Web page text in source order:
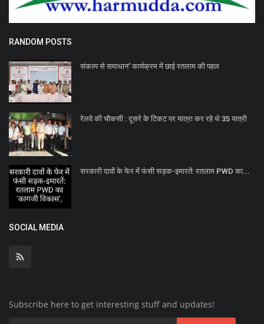
RANDOM POSTS
संकल्प से समाधान' कार्यक्रम में छाई रतलाम की पहल
रेलवे की चौकसी : दूसरे के टिकट पर यात्रा कर रहे थे 35 यात्री
सरकारी दावों के फेर में फंसी सड़क-इमारतें: रतलाम PWD का...
SOCIAL MEDIA
Subscribe here to get interesting stuff and updates!